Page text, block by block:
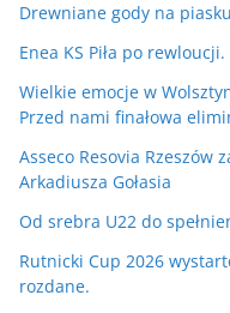
Drewniane gody na
Enea KS Piła po
Wielkie emocje w
Przed nami finałowa
Asseco Resovia Rzeszów
Arkadiusza Gołasia
Od srebra U22 do
Rutnicki Cup 2026
rozdane.